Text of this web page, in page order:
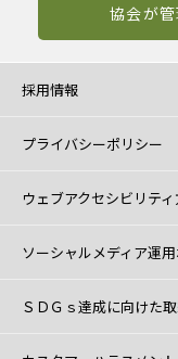
協会が
採用情報
プライバシーポリシー
ウェブアクセシビリテ
ソーシャルメディア運
ＳＤＧｓ達成に向けた